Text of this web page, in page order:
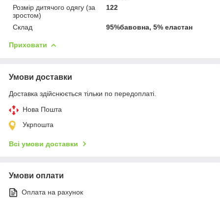
Розмір дитячого одягу (за
зростом)
122
Склад 95%бавовна, 5% еластан
Приховати
Умови доставки
Доставка здійснюється тільки по передоплаті.
Нова Пошта
Укрпошта
Всі умови доставки
Умови оплати
Оплата на рахунок